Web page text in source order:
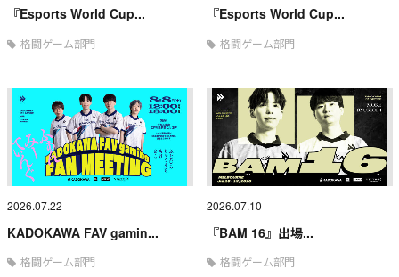
『Esports World Cup...
格闘ゲーム部門
『Esports World Cup...
格闘ゲーム部門
2026.07.22
KADOKAWA FAV gamin...
格闘ゲーム部門
2026.07.10
『BAM 16』出場...
格闘ゲーム部門